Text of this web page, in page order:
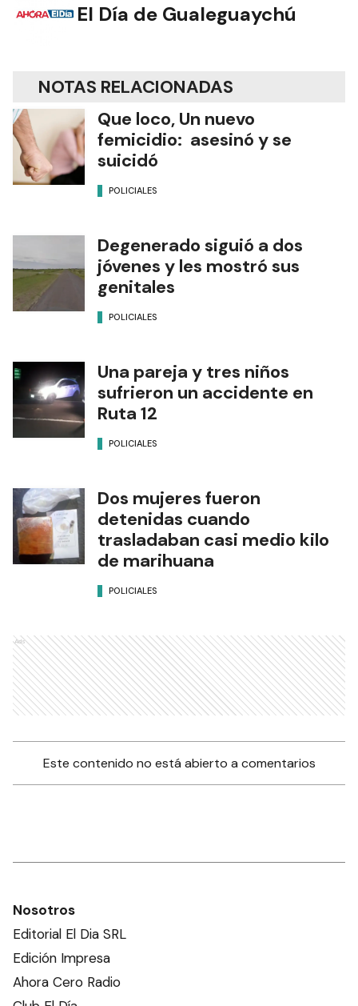
El Día de Gualeguaychú
NOTAS RELACIONADAS
Que loco, Un nuevo
femicidio: asesinó y se
suicidó
POLICIALES
Degenerado siguió a dos
jóvenes y les mostró sus
genitales
POLICIALES
Una pareja y tres niños
sufrieron un accidente en
Ruta 12
POLICIALES
Dos mujeres fueron
detenidas cuando
trasladaban casi medio kilo
de marihuana
POLICIALES
Ads
Este contenido no está abierto a comentarios
Nosotros
Editorial El Dia SRL
Edición Impresa
Ahora Cero Radio